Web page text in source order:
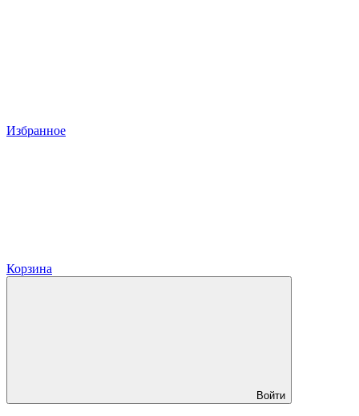
Избранное
Корзина
Войти